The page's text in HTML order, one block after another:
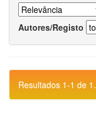
Autores/Registo
Resultados 1-1 de 1.